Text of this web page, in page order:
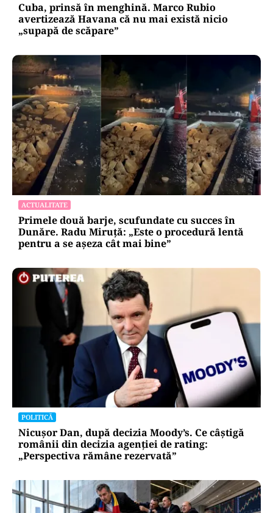
Cuba, prinsă în menghină. Marco Rubio
avertizează Havana că nu mai există nicio
„supapă de scăpare”
ACTUALITATE
Primele două barje, scufundate cu succes în
Dunăre. Radu Miruță: „Este o procedură lentă
pentru a se așeza cât mai bine”
POLITICĂ
Nicușor Dan, după decizia Moody’s. Ce câștigă
românii din decizia agenției de rating:
„Perspectiva rămâne rezervată”